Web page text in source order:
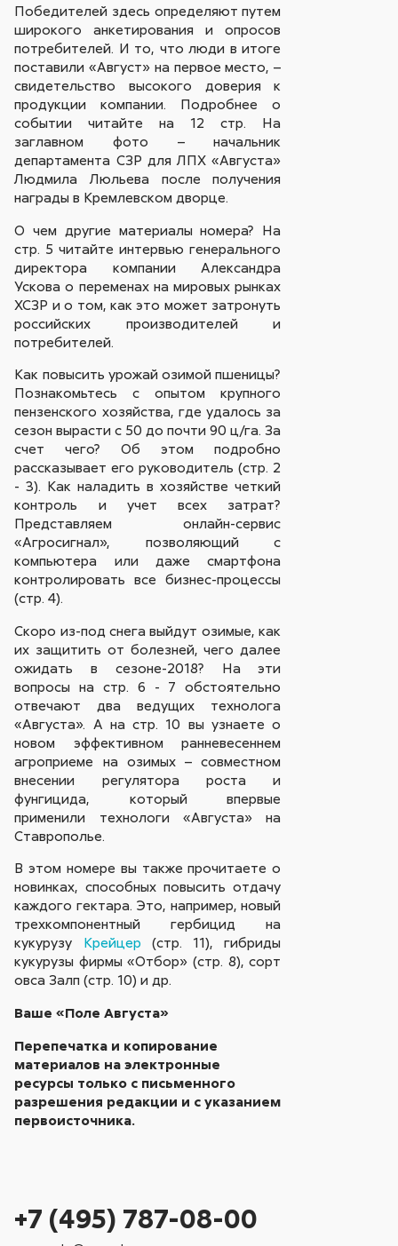
Победителей здесь определяют путем
широкого анкетирования и опросов
потребителей. И то, что люди в итоге
поставили «Август» на первое место, –
свидетельство высокого доверия к
продукции компании. Подробнее о
событии читайте на 12 стр. На
заглавном фото – начальник
департамента СЗР для ЛПХ «Августа»
Людмила Люльева после получения
награды в Кремлевском дворце.
О чем другие материалы номера? На
стр. 5 читайте интервью генерального
директора компании Александра
Ускова о переменах на мировых рынках
ХСЗР и о том, как это может затронуть
российских производителей и
потребителей.
Как повысить урожай озимой пшеницы?
Познакомьтесь с опытом крупного
пензенского хозяйства, где удалось за
сезон вырасти с 50 до почти 90 ц/га. За
счет чего? Об этом подробно
рассказывает его руководитель (стр. 2
- 3). Как наладить в хозяйстве четкий
контроль и учет всех затрат?
Представляем онлайн-сервис
«Агросигнал», позволяющий с
компьютера или даже смартфона
контролировать все бизнес-процессы
(стр. 4).
Скоро из-под снега выйдут озимые, как
их защитить от болезней, чего далее
ожидать в сезоне-2018? На эти
вопросы на стр. 6 - 7 обстоятельно
отвечают два ведущих технолога
«Августа». А на стр. 10 вы узнаете о
новом эффективном ранневесеннем
агроприеме на озимых – совместном
внесении регулятора роста и
фунгицида, который впервые
применили технологи «Августа» на
Ставрополье.
В этом номере вы также прочитаете о
новинках, способных повысить отдачу
каждого гектара. Это, например, новый
трехкомпонентный гербицид на
кукурузу Крейцер (стр. 11), гибриды
кукурузы фирмы «Отбор» (стр. 8), сорт
овса Залп (стр. 10) и др.
Ваше «Поле Августа»
Перепечатка и копирование
материалов на электронные
ресурсы только с письменного
разрешения редакции и с указанием
первоисточника.
+7 (495) 787-08-00